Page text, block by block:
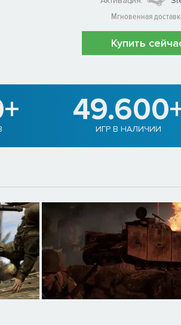
Мгновенная
Купить
ИГР В НАЛИЧИИ